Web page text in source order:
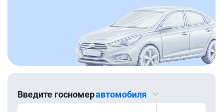
Введите госномеравтомобиля